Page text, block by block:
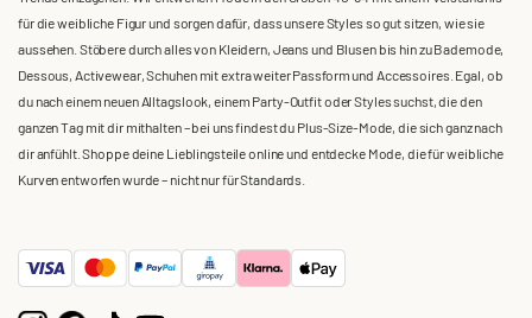
für die weibliche Figur und sorgen dafür, dass unsere Styles so gut sitzen, wie sie
aussehen. Stöbere durch alles von Kleidern, Jeans und Blusen bis hin zu Bademode,
Dessous, Activewear, Schuhen mit extra weiter Passform und Accessoires. Egal, ob
du nach einem neuen Alltagslook, einem Party-Outfit oder Styles suchst, die den
ganzen Tag mit dir mithalten – bei uns findest du Plus-Size-Mode, die sich ganz nach
dir anfühlt. Shoppe deine Lieblingsteile online und entdecke Mode, die für weibliche
Kurven entworfen wurde – nicht nur für Standards.